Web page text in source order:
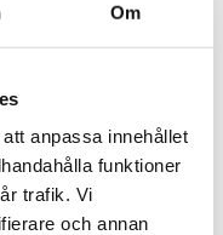
Om
anpassa innehållet
funktioner
trafik. Vi
och annan